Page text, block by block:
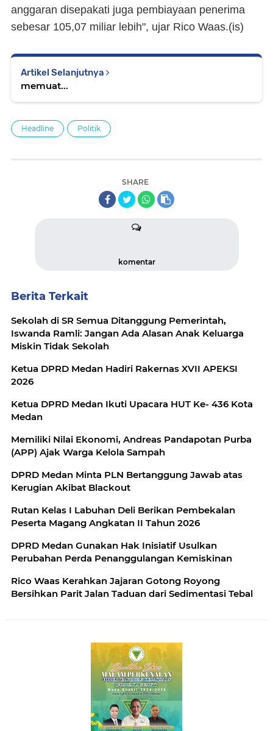
anggaran disepakati juga pembiayaan penerima
sebesar 105,07 miliar lebih", ujar Rico Waas.(is)
Artikel Selanjutnya
memuat...
Headline Politik
SHARE
komentar
Berita Terkait
Sekolah di SR Semua Ditanggung Pemerintah,
Iswanda Ramli: Jangan Ada Alasan Anak Keluarga
Miskin Tidak Sekolah
Ketua DPRD Medan Hadiri Rakernas XVII APEKSI
2026
Ketua DPRD Medan Ikuti Upacara HUT Ke- 436 Kota
Medan
Memiliki Nilai Ekonomi, Andreas Pandapotan Purba
(APP) Ajak Warga Kelola Sampah
DPRD Medan Minta PLN Bertanggung Jawab atas
Kerugian Akibat Blackout
Rutan Kelas I Labuhan Deli Berikan Pembekalan
Peserta Magang Angkatan II Tahun 2026
DPRD Medan Gunakan Hak Inisiatif Usulkan
Perubahan Perda Penanggulangan Kemiskinan
Rico Waas Kerahkan Jajaran Gotong Royong
Bersihkan Parit Jalan Taduan dari Sedimentasi Tebal